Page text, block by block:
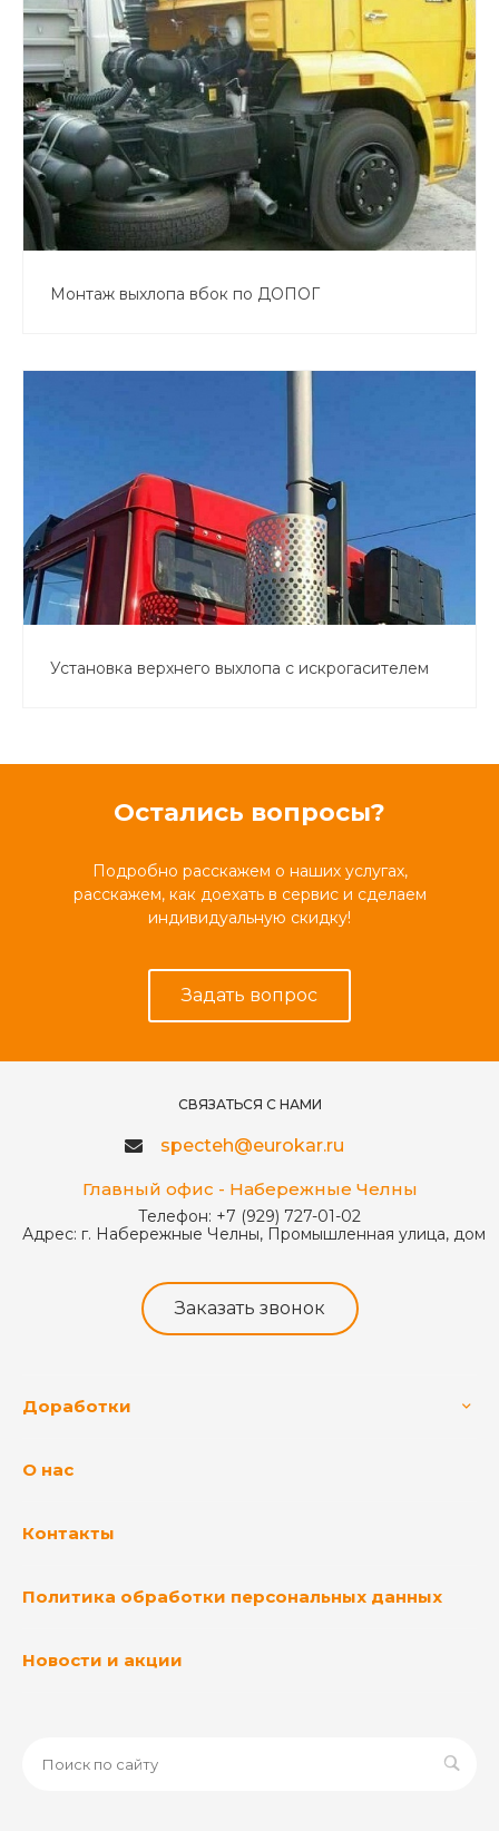
Монтаж выхлопа вбок по ДОПОГ
Установка верхнего выхлопа с искрогасителем
Остались вопросы?
Подробно расскажем о наших услугах,
расскажем, как доехать в сервис и сделаем
индивидуальную скидку!
Задать вопрос
СВЯЗАТЬСЯ С НАМИ
specteh@eurokar.ru
Главный офис - Набережные Челны
Телефон: +7 (929) 727-01-02
Адрес: г. Набережные Челны, Промышленная улица, дом
Заказать звонок
Доработки
О нас
Контакты
Политика обработки персональных данных
Новости и акции